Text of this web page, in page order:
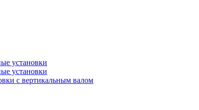
установки
установки
с вертикальным валом